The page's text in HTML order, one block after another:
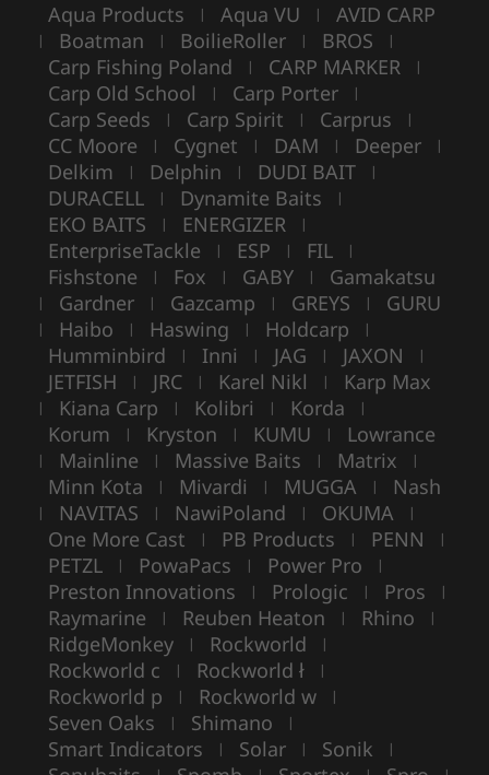
Aqua Products | Aqua VU | AVID CARP
| Boatman | BoilieRoller | BROS |
Carp Fishing Poland | CARP MARKER |
Carp Old School | Carp Porter |
Carp Seeds | Carp Spirit | Carprus |
CC Moore | Cygnet | DAM | Deeper |
Delkim | Delphin | DUDI BAIT |
DURACELL | Dynamite Baits |
EKO BAITS | ENERGIZER |
EnterpriseTackle | ESP | FIL |
Fishstone | Fox | GABY | Gamakatsu
| Gardner | Gazcamp | GREYS | GURU
| Haibo | Haswing | Holdcarp |
Humminbird | Inni | JAG | JAXON |
JETFISH | JRC | Karel Nikl | Karp Max
| Kiana Carp | Kolibri | Korda |
Korum | Kryston | KUMU | Lowrance
| Mainline | Massive Baits | Matrix |
Minn Kota | Mivardi | MUGGA | Nash
| NAVITAS | NawiPoland | OKUMA |
One More Cast | PB Products | PENN |
PETZL | PowaPacs | Power Pro |
Preston Innovations | Prologic | Pros |
Raymarine | Reuben Heaton | Rhino |
RidgeMonkey | Rockworld |
Rockworld c | Rockworld ł |
Rockworld p | Rockworld w |
Seven Oaks | Shimano |
Smart Indicators | Solar | Sonik |